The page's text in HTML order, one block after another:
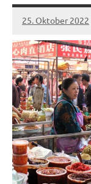
25. Oktober 2022